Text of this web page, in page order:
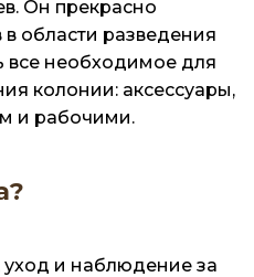
Он прекрасно
области разведения
все необходимое для
колонии: аксессуары,
и рабочими.
и наблюдение за